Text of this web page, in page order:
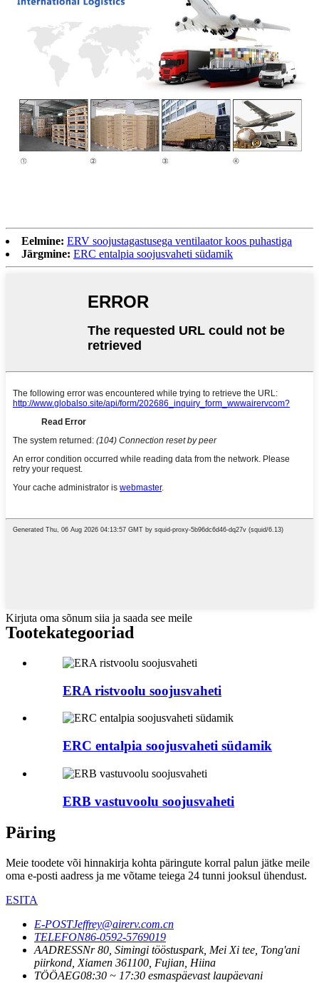
Eelmine: ERV soojustagastusega ventilaator koos puhastiga
Järgmine: ERC entalpia soojusvaheti südamik
Kirjuta oma sõnum siia ja saada see meile
Tootekategooriad
ERA ristvoolu soojusvaheti
ERC entalpia soojusvaheti südamik
ERB vastuvoolu soojusvaheti
Päring
Meie toodete või hinnakirja kohta päringute korral palun jätke meile
oma e-posti aadress ja me võtame teiega 24 tunni jooksul ühendust.
ESITA
E-POSTJeffrey@airerv.com.cn
TELEFON86-0592-5769019
AADRESSNr 80, Simingi tööstuspark, Mei Xi tee, Tong'ani
piirkond, Xiamen 361100, Fujian, Hiina
TÖÖAEG08:30 ~ 17:30 esmaspäevast laupäevani